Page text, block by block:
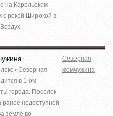
на Карельском
рекой Широкой в
«Северная
в 1-ом
города. Поселок
ранее недоступной
земле во
Северная
жемчужина